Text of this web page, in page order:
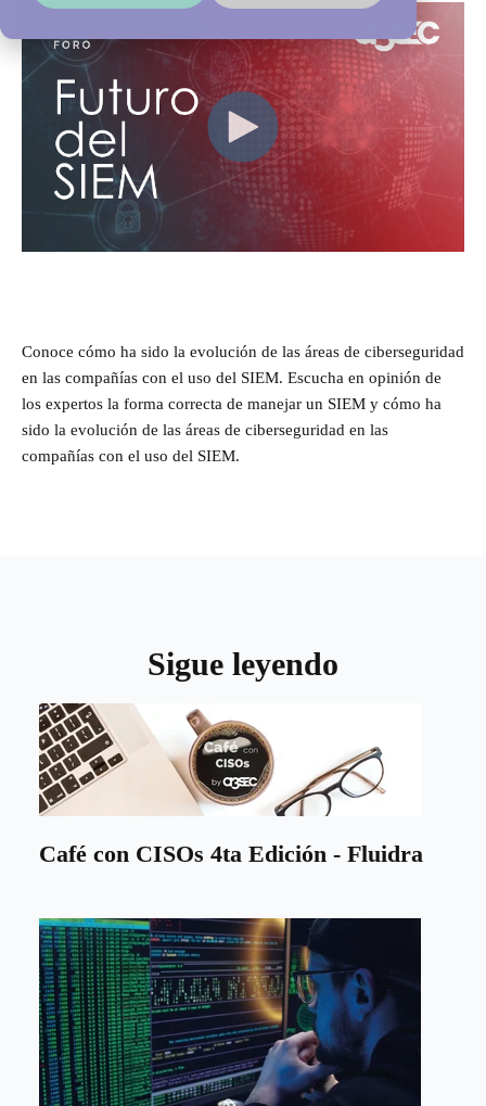
Conoce cómo ha sido la evolución de las áreas de ciberseguridad
en las compañías con el uso del SIEM. Escucha en opinión de
los expertos la forma correcta de manejar un SIEM y cómo ha
sido la evolución de las áreas de ciberseguridad en las
compañías con el uso del SIEM.
Sigue leyendo
Café con CISOs 4ta Edición - Fluidra